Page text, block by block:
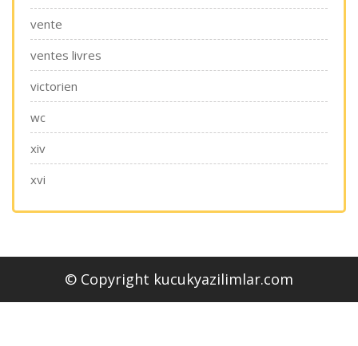
vente
ventes livres
victorien
wc
xiv
xvi
© Copyright kucukyazilimlar.com